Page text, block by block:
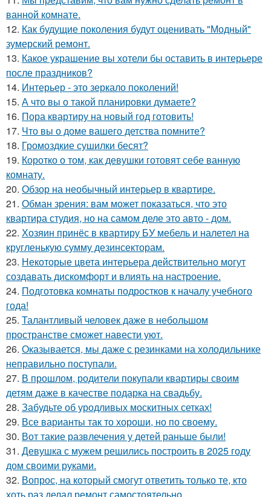
ванной комнате.
12. Как будущие поколения будут оценивать "Модный"
зумерский ремонт.
13. Какое украшение вы хотели бы оставить в интерьере
после праздников?
14. Интерьер - это зеркало поколений!
15. А что вы о такой планировки думаете?
16. Пора квартиру на новый год готовить!
17. Что вы о доме вашего детства помните?
18. Громоздкие сушилки бесят?
19. Коротко о том, как девушки готовят себе ванную
комнату.
20. Обзор на необычный интерьер в квартире.
21. Обман зрения: вам может показаться, что это
квартира студия, но на самом деле это авто - дом.
22. Хозяин принёс в квартиру БУ мебель и налетел на
кругленькую сумму дезинсекторам.
23. Некоторые цвета интерьера действительно могут
создавать дискомфорт и влиять на настроение.
24. Подготовка комнаты подростков к началу учебного
года!
25. Талантливый человек даже в небольшом
пространстве сможет навести уют.
26. Оказывается, мы даже с резинками на холодильнике
неправильно поступали.
27. В прошлом, родители покупали квартиры своим
детям даже в качестве подарка на свадьбу.
28. Забудьте об уродливых москитных сетках!
29. Все варианты так то хороши, но по своему.
30. Вот такие развлечения у детей раньше были!
31. Девушка с мужем решились построить в 2025 году
дом своими руками.
32. Вопрос, на который смогут ответить только те, кто
хоть раз делал ремонт самостоятельно.